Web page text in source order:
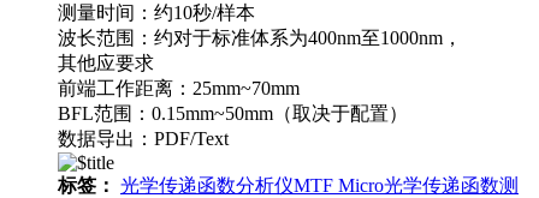
测量时间：约10秒/样本
波长范围：约对于标准体系为400nm至1000nm，
其他应要求
前端工作距离：25mm~70mm
BFL范围：0.15mm~50mm（取决于配置）
数据导出：PDF/Text
标签： 光学传递函数分析仪MTF Micro光学传递函数测